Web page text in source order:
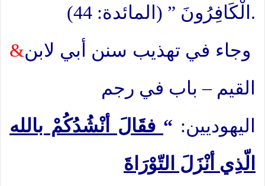
الْكَافِرُونَ ” (المائدة: 44).
&وجاء في تهذيب سنن أبي لابن
القيم – باب في رجم
اليهوديين: “ فقَالَ أنْشُدُكُمْ بالله
الّذِي أنْزَلَ التّوْرَاةَ